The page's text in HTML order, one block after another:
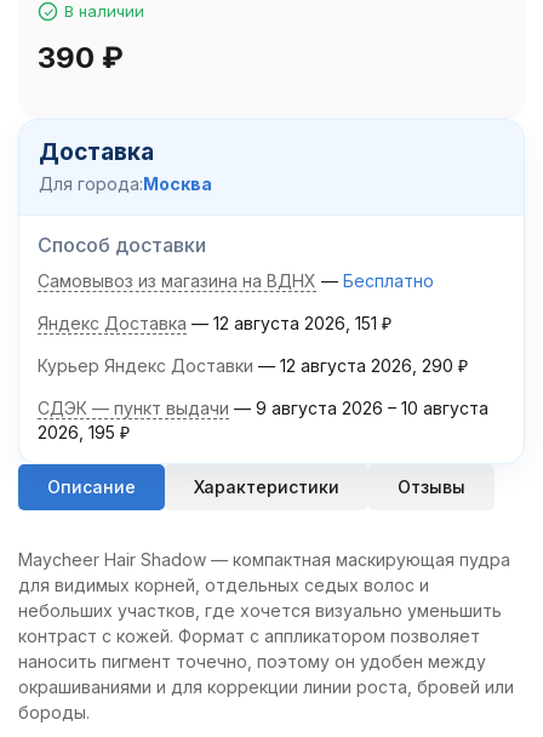
В наличии
390 ₽
Доставка
Для города:Москва
Способ доставки
Самовывоз из магазина на ВДНХ Бесплатно
Яндекс Доставка 12 августа 2026 151 ₽
Курьер Яндекс Доставки 12 августа 2026 290 ₽
СДЭК — пункт выдачи 9 августа 2026 – 10 августа
2026 195 ₽
Описание Характеристики Отзывы
Maycheer Hair Shadow — компактная маскирующая пудра
для видимых корней, отдельных седых волос и
небольших участков, где хочется визуально уменьшить
контраст с кожей. Формат с аппликатором позволяет
наносить пигмент точечно, поэтому он удобен между
окрашиваниями и для коррекции линии роста, бровей или
бороды.